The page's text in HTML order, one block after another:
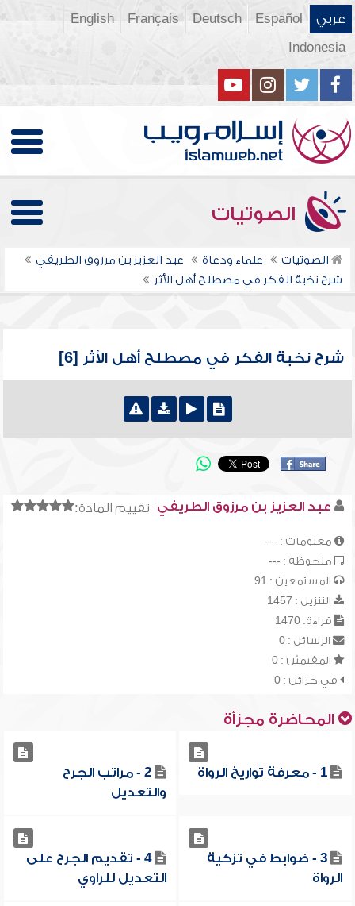
عربي Español
Deutsch
Français
English
Indonesia
الصوتيات
الصوتيات علماء ودعاة
عبد العزيز بن مرزوق الطريفي
شرح نخبة الفكر في مصطلح أهل الأثر
شرح نخبة الفكر في مصطلح أهل الأثر [6]
تقييم المادة: عبد العزيز بن مرزوق الطريفي
معلومات : ---
ملحوظة : ---
المستمعين : 91
التنزيل : 1457
قراءة: 1470
الرسائل : 0
المقيميّن : 0
في خزائن : 0
المحاضرة مجزأة
1 - معرفة تواريخ الرواة
2 - مراتب الجرح
والتعديل
3 - ضوابط في تزكية
الرواة
4 - تقديم الجرح على
التعديل للراوي